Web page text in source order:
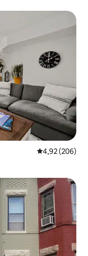
Средна
4,92 (206)